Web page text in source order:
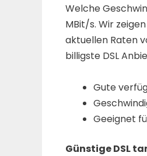
Welche
MBit/s. Wir
aktuellen Raten
billigste DSL
Gute
Geeignet
Günstige DSL